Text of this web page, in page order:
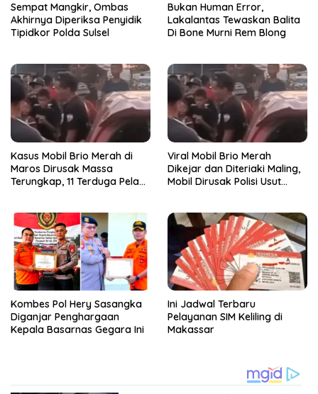
Sempat Mangkir, Ombas
Akhirnya Diperiksa Penyidik
Tipidkor Polda Sulsel
Bukan Human Error,
Lakalantas Tewaskan Balita
Di Bone Murni Rem Blong
Kasus Mobil Brio Merah di
Maros Dirusak Massa
Terungkap, 11 Terduga Pelaku
Viral Mobil Brio Merah
Dikejar dan Diteriaki Maling,
Mobil Dirusak Polisi Usut
Kombes Pol Hery Sasangka
Diganjar Penghargaan
Kepala Basarnas Gegara Ini
Ini Jadwal Terbaru
Pelayanan SIM Keliling di
Makassar